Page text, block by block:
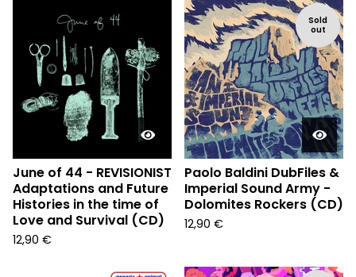
June of 44 - REVISIONIST
Adaptations and Future
Histories in the time of
Love and Survival (CD)
12,90 €
Sold
out
Paolo Baldini DubFiles &
Imperial Sound Army -
Dolomites Rockers (CD)
12,90 €